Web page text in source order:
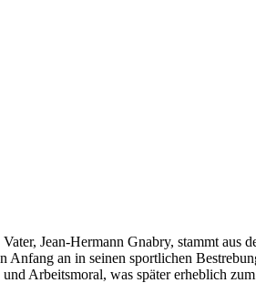
Jean-Hermann Gnabry, stammt aus
Anfang an in seinen sportlichen
Arbeitsmoral, was später erheblich